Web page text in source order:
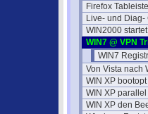
Firefox
Live- und Diag-
WIN2000
WIN7 @ VPN
WIN7
Von Vista nach
WIN XP bootopt
WIN XP
WIN XP den